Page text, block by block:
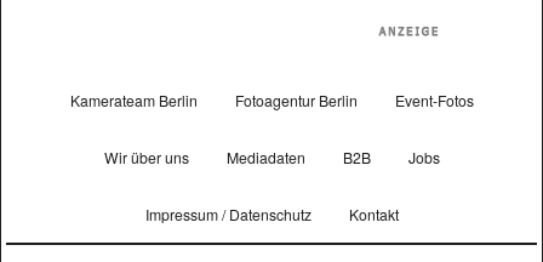
Kamerateam Berlin Fotoagentur Berlin Event-Fotos
Wir über uns Mediadaten B2B Jobs
Impressum / Datenschutz Kontakt